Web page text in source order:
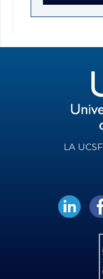
LA UCSF